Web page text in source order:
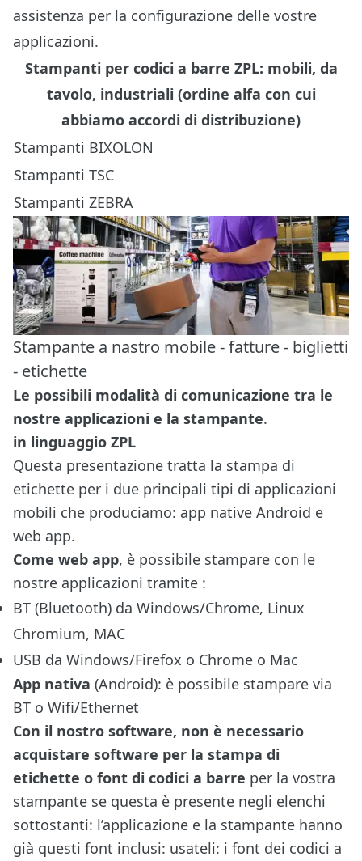
assistenza per la configurazione delle vostre
applicazioni.
Stampanti per codici a barre ZPL: mobili, da
tavolo, industriali (ordine alfa con cui
abbiamo accordi di distribuzione)
Stampanti BIXOLON
Stampanti TSC
Stampanti ZEBRA
Stampante a nastro mobile - fatture - biglietti
- etichette
Le possibili modalità di comunicazione tra le
nostre applicazioni e la stampante.
in linguaggio ZPL
Questa presentazione tratta la stampa di
etichette per i due principali tipi di applicazioni
mobili che produciamo: app native Android e
web app.
Come web app, è possibile stampare con le
nostre applicazioni tramite :
BT (Bluetooth) da Windows/Chrome, Linux
Chromium, MAC
USB da Windows/Firefox o Chrome o Mac
App nativa (Android): è possibile stampare via
BT o Wifi/Ethernet
Con il nostro software, non è necessario
acquistare software per la stampa di
etichette o font di codici a barre per la vostra
stampante se questa è presente negli elenchi
sottostanti: l’applicazione e la stampante hanno
già questi font inclusi: usateli: i font dei codici a